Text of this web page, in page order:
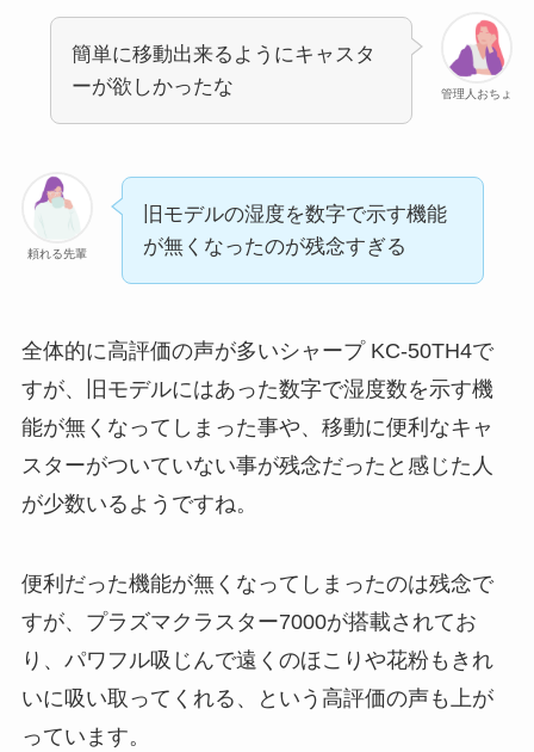
管理人おちょ
簡単に移動出来るようにキャスタ
ーが欲しかったな
頼れる先輩
旧モデルの湿度を数字で示す機能
が無くなったのが残念すぎる
全体的に高評価の声が多いシャープ KC-50TH4で
すが、旧モデルにはあった数字で湿度数を示す機
能が無くなってしまった事や、移動に便利なキャ
スターがついていない事が残念だったと感じた人
が少数いるようですね。
便利だった機能が無くなってしまったのは残念で
すが、プラズマクラスター7000が搭載されてお
り、パワフル吸じんで遠くのほこりや花粉もきれ
いに吸い取ってくれる、という高評価の声も上が
っています。